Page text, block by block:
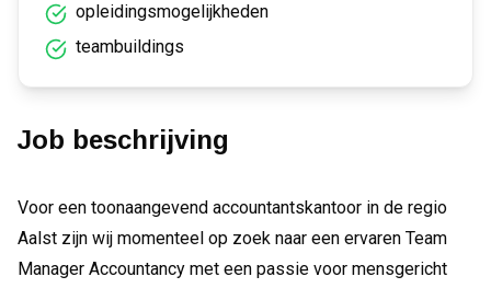
opleidingsmogelijkheden
teambuildings
Job beschrijving
Voor een toonaangevend accountantskantoor in de regio
Aalst zijn wij momenteel op zoek naar een ervaren Team
Manager Accountancy met een passie voor mensgericht